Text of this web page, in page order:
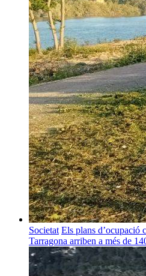
Societat Els plans d’ocupació
Tarragona arriben a més de